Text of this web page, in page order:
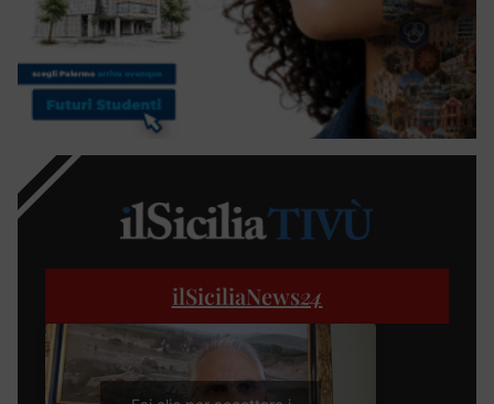
ilSiciliaNews24